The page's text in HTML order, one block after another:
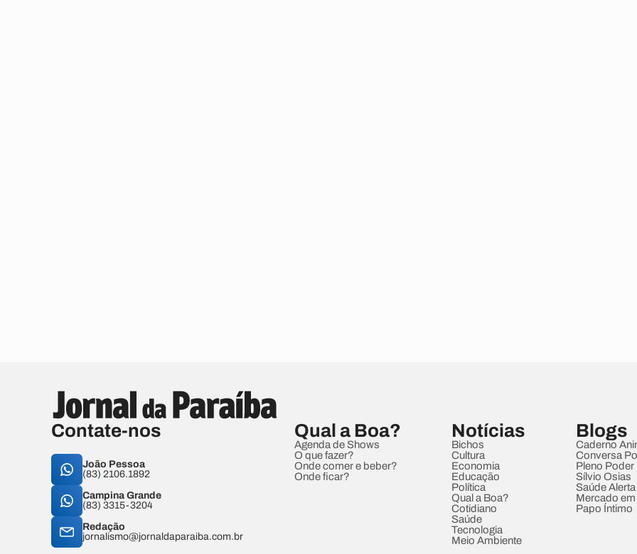
Contate-nos
João Pessoa
(83) 2106.1892
Campina Grande
(83) 3315-3204
Redação
jornalismo@jornaldaparaiba.com.br
Qual a Boa?
Agenda de Shows
O que fazer?
Onde comer e beber?
Onde ficar?
Notícias
Bichos
Cultura
Economia
Educação
Política
Qual a Boa?
Cotidiano
Saúde
Tecnologia
Meio Ambiente
Blogs
Caderno
Conversa
Pleno Poder
Sílvio Osias
Saúde Alerta
Mercado
Papo Íntimo